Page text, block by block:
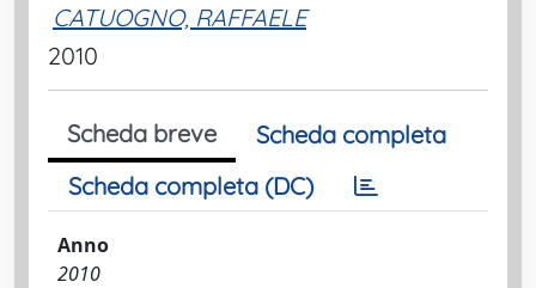
CATUOGNO, RAFFAELE
2010
Scheda breve
Scheda completa
Scheda completa (DC)
Anno
2010